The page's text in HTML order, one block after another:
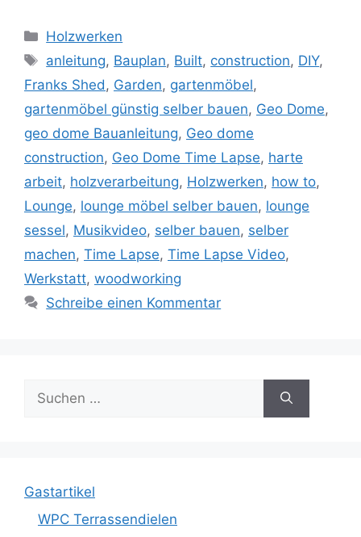
Kategorien
Holzwerken
Schlagwörter
anleitung, Bauplan, Built, construction, DIY,
Franks Shed, Garden, gartenmöbel,
gartenmöbel günstig selber bauen, Geo Dome,
geo dome Bauanleitung, Geo dome
construction, Geo Dome Time Lapse, harte
arbeit, holzverarbeitung, Holzwerken, how to,
Lounge, lounge möbel selber bauen, lounge
sessel, Musikvideo, selber bauen, selber
machen, Time Lapse, Time Lapse Video,
Werkstatt, woodworking
Schreibe einen Kommentar
Suche
nach:
Gastartikel
WPC Terrassendielen